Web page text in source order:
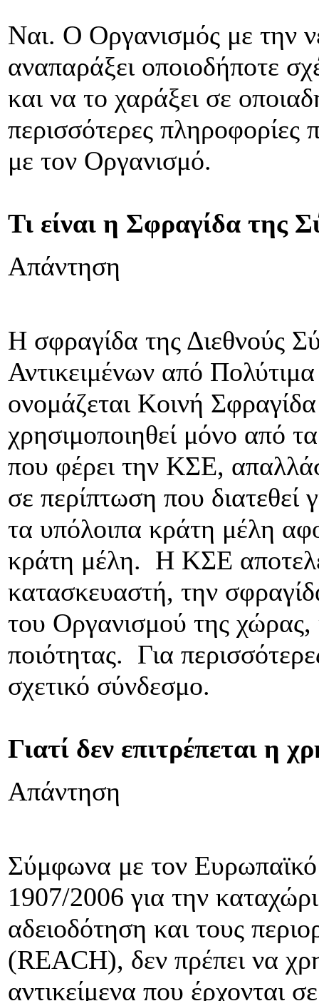
Ναι. Ο Οργανισμός με την
αναπαράξει οποιοδήποτε
και να το χαράξει σε
περισσότερες πληροφορίες
με τον Οργανισμό.
Τι είναι η Σφραγίδα της
Απάντηση
Η σφραγίδα της Διεθνούς
Αντικειμένων από
ονομάζεται Κοινή
χρησιμοποιηθεί μόνο από
που φέρει την ΚΣΕ,
σε περίπτωση που
τα υπόλοιπα κράτη μέλη
κράτη μέλη. Η ΚΣΕ
κατασκευαστή, την
του Οργανισμού της
ποιότητας. Για
σχετικό σύνδεσμο.
Γιατί δεν επιτρέπεται η
Απάντηση
Σύμφωνα με τον
1907/2006 για την
αδειοδότηση και τους
(REACH), δεν πρέπει να
αντικείμενα που έρχονται